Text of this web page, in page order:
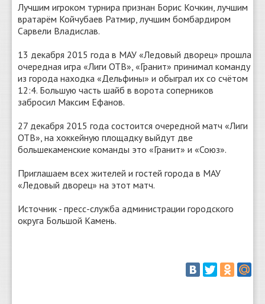
Лучшим игроком турнира признан Борис Кочкин, лучшим
вратарём Койчубаев Ратмир, лучшим бомбардиром
Сарвели Владислав.
13 декабря 2015 года в МАУ «Ледовый дворец» прошла
очередная игра «Лиги ОТВ», «Гранит» принимал команду
из города находка «Дельфины» и обыграл их со счётом
12:4. Большую часть шайб в ворота соперников
забросил Максим Ефанов.
27 декабря 2015 года состоится очередной матч «Лиги
ОТВ», на хоккейную площадку выйдут две
большекаменские команды это «Гранит» и «Союз».
Приглашаем всех жителей и гостей города в МАУ
«Ледовый дворец» на этот матч.
Источник - пресс-служба администрации городского
округа Большой Камень.